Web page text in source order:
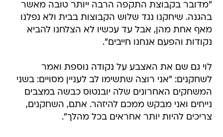
"מדובר בקבוצת התקפה הרבה ייותר טובה מאשר
בהגנה. שיחקנו נגד שלוש הקבוצות בבית ולא נפלנו
מאף אחת מהן, אבל עד עכשיו לא הצלחנו להביא
נקודות והפעם אנחנו חייבים".
לוי גם שם את האצבע על נקודה נוספת ואמר
לשחקנים: "אני רוצה שתשימו לב לעניין מסויים: בשני
המשחקים האחרונים שלה יובנטוס כבשה במצבים
נייחים ואני מבקש ממכם להיזהר. אתם, השחקנים,
צריכים להיות יותר אחראים בכל מהלך".